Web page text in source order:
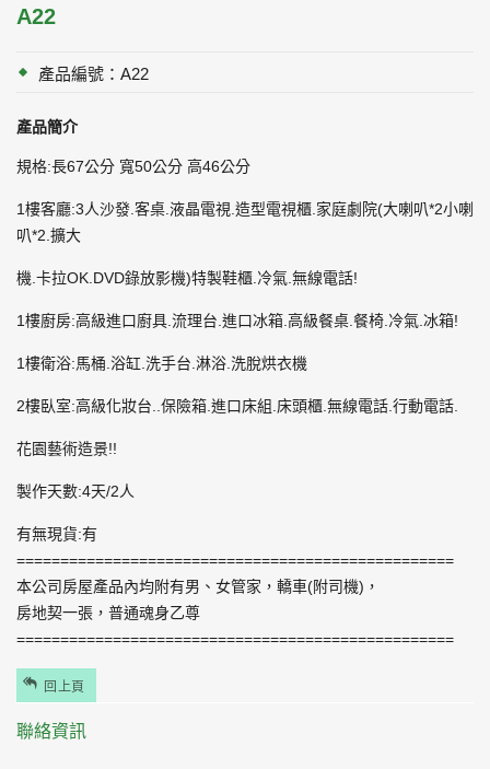
A22
產品編號：A22
產品簡介
規格:長67公分 寬50公分 高46公分
1樓客廳:3人沙發.客桌.液晶電視.造型電視櫃.家庭劇院(大喇叭*2小喇
叭*2.擴大
機.卡拉OK.DVD錄放影機)特製鞋櫃.冷氣.無線電話!
1樓廚房:高級進口廚具.流理台.進口冰箱.高級餐桌.餐椅.冷氣.冰箱!
1樓衛浴:馬桶.浴缸.洗手台.淋浴.洗脫烘衣機
2樓臥室:高級化妝台..保險箱.進口床組.床頭櫃.無線電話.行動電話.
花園藝術造景!!
製作天數:4天/2人
有無現貨:有
==================================================
本公司房屋產品內均附有男、女管家，轎車(附司機)，
房地契一張，普通魂身乙尊
==================================================
回上頁
聯絡資訊